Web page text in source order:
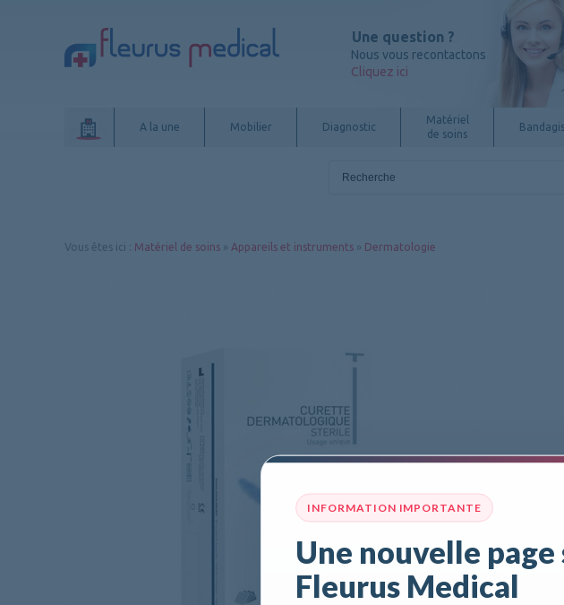
INFORMATION IMPORTANTE
Une nouvelle
Fleurus Medical
Une question ?
Nous vous recontactons
Cliquez ici
A la une Mobilier Diagnostic
Matériel
de soins
Vous êtes ici Matériel de soins » Appareils et instruments » Dermatologie